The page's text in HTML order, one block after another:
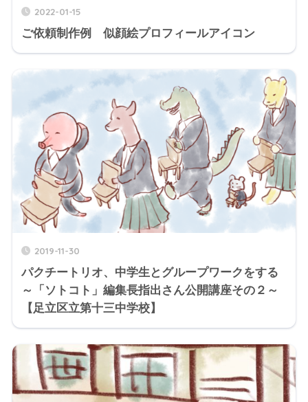
2022-01-15
ご依頼制作例 似顔絵プロフィールアイコン
2019-11-30
パクチートリオ、中学生とグループワークをする
～「ソトコト」編集長指出さん公開講座その２～
【足立区立第十三中学校】